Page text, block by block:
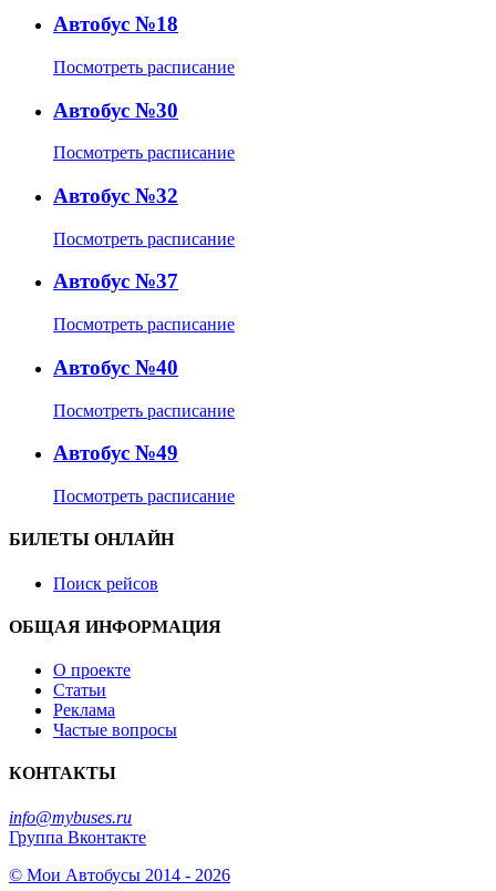
Автобус №18
Посмотреть расписание
Автобус №30
Посмотреть расписание
Автобус №32
Посмотреть расписание
Автобус №37
Посмотреть расписание
Автобус №40
Посмотреть расписание
Автобус №49
Посмотреть расписание
БИЛЕТЫ ОНЛАЙН
Поиск рейсов
ОБЩАЯ ИНФОРМАЦИЯ
О проекте
Статьи
Реклама
Частые вопросы
КОНТАКТЫ
info@mybuses.ru
Группа Вконтакте
© Мои Автобусы 2014 - 2026